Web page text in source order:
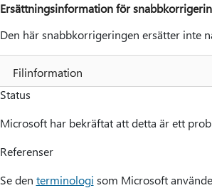
Ersättningsinformation för
Den här snabbkorrigeringen ersätter inte
Filinformation
Status
Microsoft har bekräftat att detta är ett
Referenser
Se den terminologi som Microsoft